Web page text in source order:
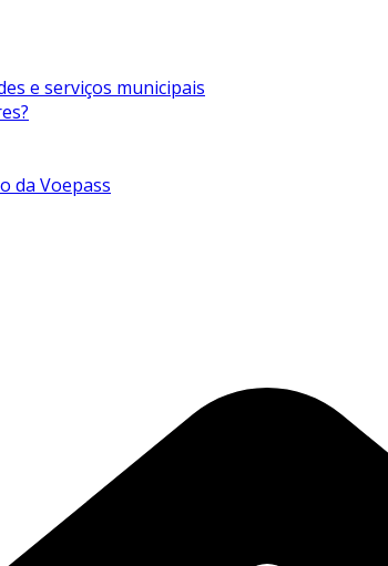
e serviços municipais
da Voepass